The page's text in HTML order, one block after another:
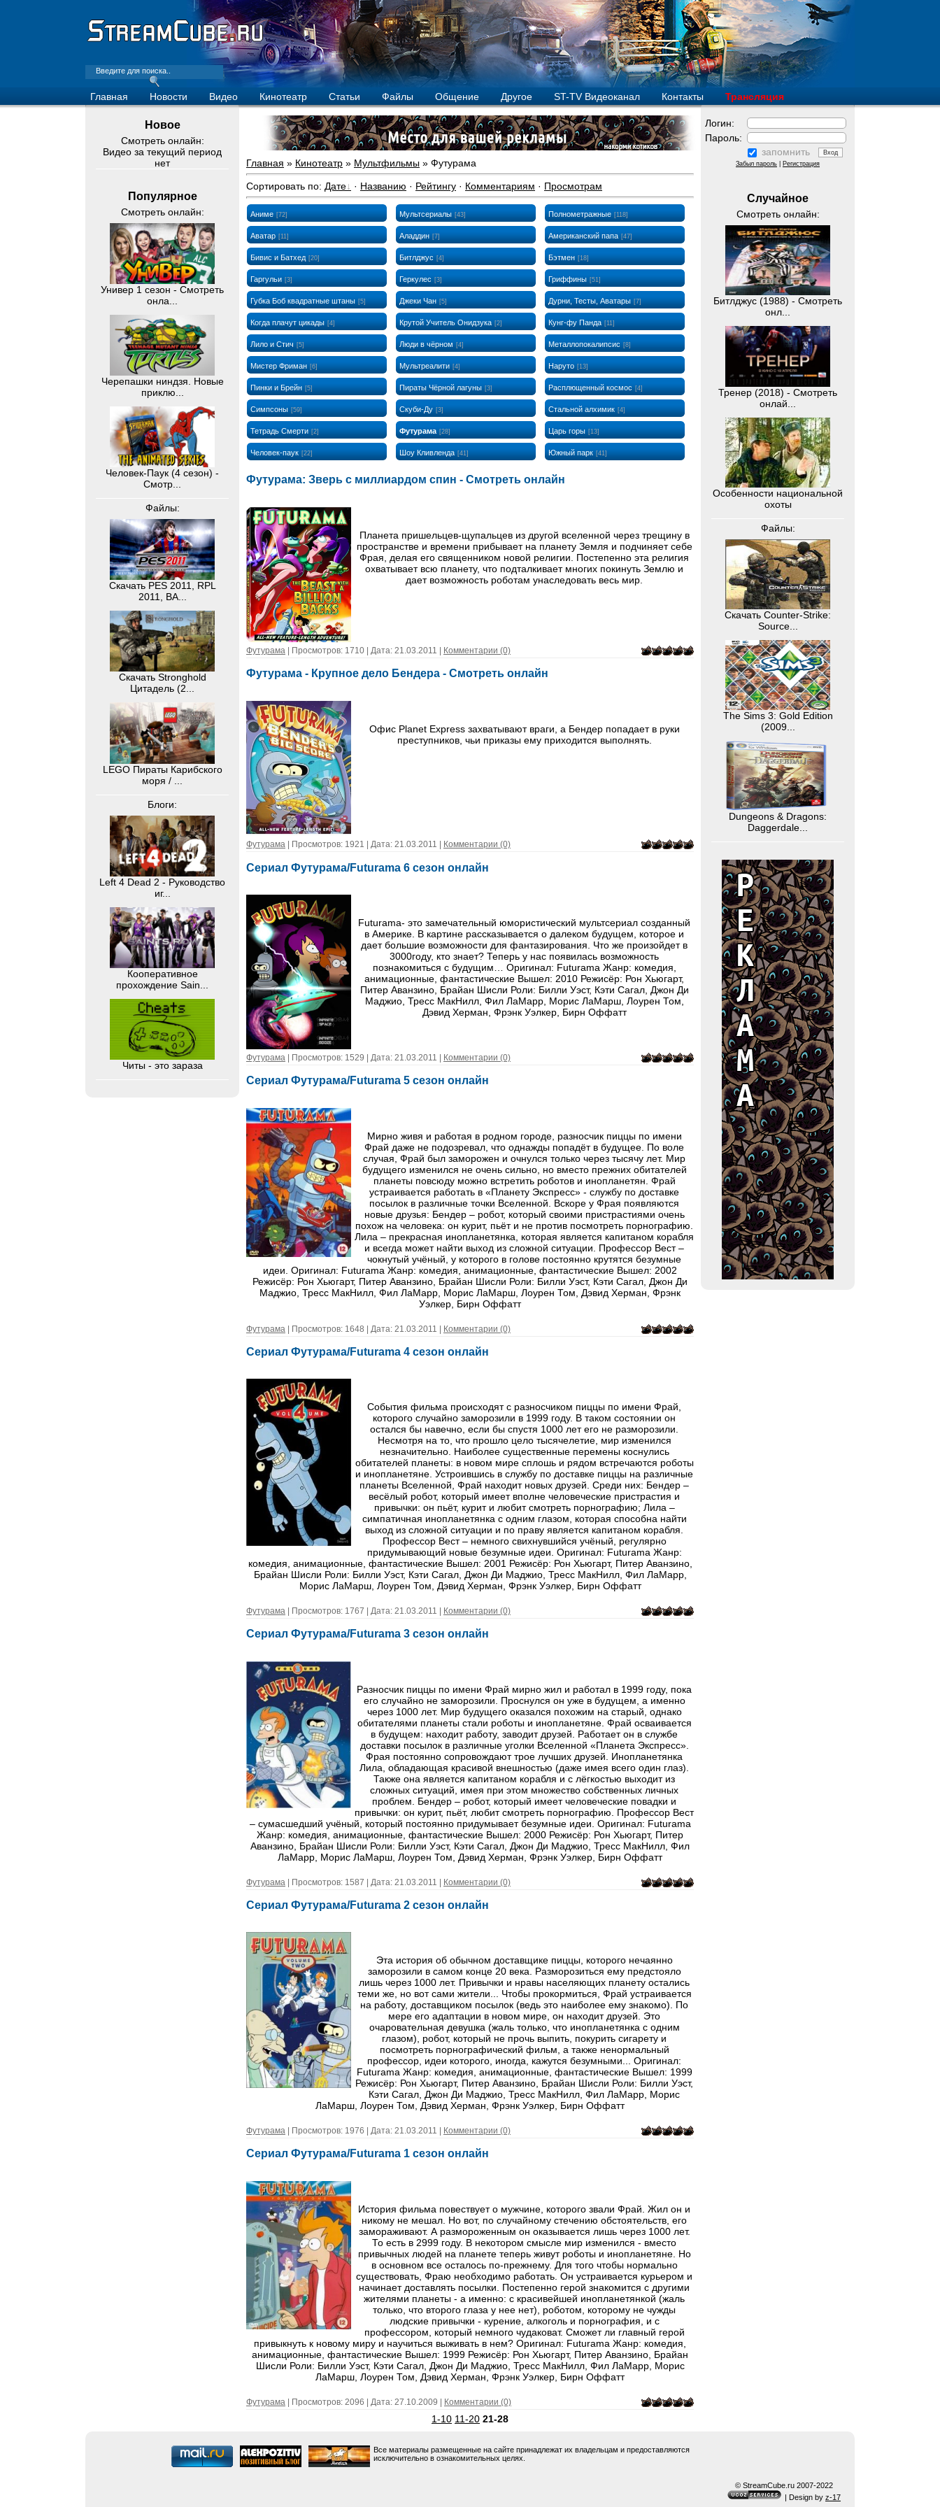
Главная Новости Видео Кинотеатр Статьи Файлы Общение Другое ST-TV Видеоканал Контакты Трансляция
Новое
Смотреть онлайн:
Видео за текущий период
нет
Популярное
Смотреть онлайн:
Универ 1 сезон - Смотреть
онла...
Черепашки ниндзя. Новые
приклю...
Человек-Паук (4 сезон) -
Смотр...
Файлы:
Скачать PES 2011, RPL
2011, BA...
Скачать Stronghold
Цитадель (2...
LEGO Пираты Карибского
моря / ...
Блоги:
Left 4 Dead 2 - Руководство
иг...
Кооперативное
прохождение Sain...
Читы - это зараза
Логин:
Пароль:
запомнить
Забыл пароль Регистрация
Случайное
Смотреть онлайн:
Битлджус (1988) - Смотреть
онл...
Тренер (2018) - Смотреть
онлай...
Особенности национальной
охоты
Файлы:
Скачать Counter-Strike:
Source...
The Sims 3: Gold Edition
(2009...
Dungeons & Dragons:
Daggerdale...
Главная » Кинотеатр » Мультфильмы » Футурама
Сортировать по: Дате · Названию · Рейтингу · Комментариям · Просмотрам
Аниме [72] Мультсериалы [43] Полнометражные [118]
Аватар [11] Аладдин [7] Американский папа [47]
Бивис и Батхед [20] Битлджус [4] Бэтмен [18]
Гаргульи [3] Геркулес [3] Гриффины [51]
Губка Боб квадратные штаны [5] Джеки Чан [5] Дурни, Тесты, Аватары [7]
Когда плачут цикады [4] Крутой Учитель Онидзука [2] Кунг-фу Панда [11]
Лило и Стич [5] Люди в чёрном [4] Металлопокалипсис [8]
Мистер Фриман [6] Мультреалити [4] Наруто [13]
Пинки и Брейн [5] Пираты Чёрной лагуны [3] Расплющенный космос [4]
Симпсоны [59] Скуби-Ду [3] Стальной алхимик [4]
Тетрадь Смерти [2] Футурама [28] Царь горы [13]
Человек-паук [22] Шоу Кливленда [41] Южный парк [41]
Футурама: Зверь с миллиардом спин - Смотреть онлайн
Планета пришельцев-щупальцев из другой вселенной через трещину в
пространстве и времени прибывает на планету Земля и подчиняет себе
Фрая, делая его священником новой религии. Постепенно эта религия
охватывает всю планету, что подталкивает многих покинуть Землю и
дает возможность роботам унаследовать весь мир.
Футурама | Просмотров: 1710 | Дата: 21.03.2011 Комментарии (0)
Футурама - Крупное дело Бендера - Смотреть онлайн
Офис Planet Express захватывают враги, а Бендер попадает в руки
преступников, чьи приказы ему приходится выполнять.
Футурама | Просмотров: 1921 | Дата: 21.03.2011 Комментарии (0)
Сериал Футурама/Futurama 6 сезон онлайн
Futurama- это замечательный юмористический мультсериал созданный
в Америке. В картине рассказывается о далеком будущем, которое и
дает большие возможности для фантазирования. Что же произойдет в
3000году, кто знает? Теперь у нас появилась возможность
познакомиться с будущим… Оригинал: Futurama Жанр: комедия,
анимационные, фантастические Вышел: 2010 Режисёр: Рон Хьюгарт,
Питер Аванзино, Брайан Шисли Роли: Билли Уэст, Кэти Сагал, Джон Ди
Маджио, Тресс МакНилл, Фил ЛаМарр, Морис ЛаМарш, Лоурен Том,
Дэвид Херман, Фрэнк Уэлкер, Бирн Оффатт
Футурама | Просмотров: 1529 | Дата: 21.03.2011 Комментарии (0)
Сериал Футурама/Futurama 5 сезон онлайн
Мирно живя и работая в родном городе, разносчик пиццы по имени
Фрай даже не подозревал, что однажды попадёт в будущее. По воле
случая, Фрай был заморожен и очнулся только через тысячу лет. Мир
будущего изменился не очень сильно, но вместо прежних обитателей
планеты повсюду можно встретить роботов и инопланетян. Фрай
устраивается работать в «Планету Экспресс» - службу по доставке
посылок в различные точки Вселенной. Вскоре у Фрая появляются
новые друзья: Бендер – робот, который своими пристрастиями очень
похож на человека: он курит, пьёт и не против посмотреть порнографию.
Лила – прекрасная инопланетянка, которая является капитаном корабля
и всегда может найти выход из сложной ситуации. Профессор Вест –
чокнутый учёный, у которого в голове постоянно крутятся безумные
идеи. Оригинал: Futurama Жанр: комедия, анимационные, фантастические Вышел: 2002
Режисёр: Рон Хьюгарт, Питер Аванзино, Брайан Шисли Роли: Билли Уэст, Кэти Сагал, Джон Ди
Маджио, Тресс МакНилл, Фил ЛаМарр, Морис ЛаМарш, Лоурен Том, Дэвид Херман, Фрэнк
Уэлкер, Бирн Оффатт
Футурама | Просмотров: 1648 | Дата: 21.03.2011 | Комментарии (0)
Сериал Футурама/Futurama 4 сезон онлайн
События фильма происходят с разносчиком пиццы по имени Фрай,
которого случайно заморозили в 1999 году. В таком состоянии он
остался бы навечно, если бы спустя 1000 лет его не разморозили.
Несмотря на то, что прошло цело тысячелетие, мир изменился
незначительно. Наиболее существенные перемены коснулись
обитателей планеты: в новом мире сплошь и рядом встречаются роботы
и инопланетяне. Устроившись в службу по доставке пиццы на различные
планеты Вселенной, Фрай находит новых друзей. Среди них: Бендер –
весёлый робот, который имеет вполне человеческие пристрастия и
привычки: он пьёт, курит и любит смотреть порнографию; Лила –
симпатичная инопланетянка с одним глазом, которая способна найти
выход из сложной ситуации и по праву является капитаном корабля.
Профессор Вест – немного свихнувшийся учёный, регулярно
придумывающий новые безумные идеи. Оригинал: Futurama Жанр:
комедия, анимационные, фантастические Вышел: 2001 Режисёр: Рон Хьюгарт, Питер Аванзино,
Брайан Шисли Роли: Билли Уэст, Кэти Сагал, Джон Ди Маджио, Тресс МакНилл, Фил ЛаМарр,
Морис ЛаМарш, Лоурен Том, Дэвид Херман, Фрэнк Уэлкер, Бирн Оффатт
Футурама | Просмотров: 1767 | Дата: 21.03.2011 Комментарии (0)
Сериал Футурама/Futurama 3 сезон онлайн
Разносчик пиццы по имени Фрай мирно жил и работал в 1999 году, пока
его случайно не заморозили. Проснулся он уже в будущем, а именно
через 1000 лет. Мир будущего оказался похожим на старый, однако
обитателями планеты стали роботы и инопланетяне. Фрай осваивается
в будущем: находит работу, заводит друзей. Работает он в службе
доставки посылок в различные уголки Вселенной «Планета Экспресс».
Фрая постоянно сопровождают трое лучших друзей. Инопланетянка
Лила, обладающая красивой внешностью (даже имея всего один глаз).
Также она является капитаном корабля и с лёгкостью выходит из
сложных ситуаций, имея при этом множество собственных личных
проблем. Бендер – робот, который имеет человеческие повадки и
привычки: он курит, пьёт, любит смотреть порнографию. Профессор Вест
– сумасшедший учёный, который постоянно придумывает безумные идеи. Оригинал: Futurama
Жанр: комедия, анимационные, фантастические Вышел: 2000 Режисёр: Рон Хьюгарт, Питер
Аванзино, Брайан Шисли Роли: Билли Уэст, Кэти Сагал, Джон Ди Маджио, Тресс МакНилл, Фил
ЛаМарр, Морис ЛаМарш, Лоурен Том, Дэвид Херман, Фрэнк Уэлкер, Бирн Оффатт
Футурама | Просмотров: 1587 | Дата: 21.03.2011 | Комментарии (0)
Сериал Футурама/Futurama 2 сезон онлайн
Эта история об обычном доставщике пиццы, которого нечаянно
заморозили в самом конце 20 века. Разморозиться ему предстояло
лишь через 1000 лет. Привычки и нравы населяющих планету остались
теми же, но вот сами жители... Чтобы прокормиться, Фрай устраивается
на работу, доставщиком посылок (ведь это наиболее ему знакомо). По
мере его адаптации в новом мире, он находит друзей. Это
очаровательная девушка (жаль только, что инопланетянка с одним
глазом), робот, который не прочь выпить, покурить сигарету и
посмотреть порнографический фильм, а также ненормальный
профессор, идеи которого, иногда, кажутся безумными... Оригинал:
Futurama Жанр: комедия, анимационные, фантастические Вышел: 1999
Режисёр: Рон Хьюгарт, Питер Аванзино, Брайан Шисли Роли: Билли Уэст,
Кэти Сагал, Джон Ди Маджио, Тресс МакНилл, Фил ЛаМарр, Морис
ЛаМарш, Лоурен Том, Дэвид Херман, Фрэнк Уэлкер, Бирн Оффатт
Футурама | Просмотров: 1976 | Дата: 21.03.2011 Комментарии (0)
Сериал Футурама/Futurama 1 сезон онлайн
История фильма повествует о мужчине, которого звали Фрай. Жил он и
никому не мешал. Но вот, по случайному стечению обстоятельств, его
замораживают. А размороженным он оказывается лишь через 1000 лет.
То есть в 2999 году. В некотором смысле мир изменился - вместо
привычных людей на планете теперь живут роботы и инопланетяне. Но
в основном все осталось по-прежнему. Для того чтобы нормально
существовать, Фраю необходимо работать. Он устраивается курьером и
начинает доставлять посылки. Постепенно герой знакомится с другими
жителями планеты - а именно: с красивейшей инопланетянкой (жаль
только, что второго глаза у нее нет), роботом, которому не чужды
людские привычки - курение, алкоголь и порнография, и с
профессором, который немного чудаковат. Сможет ли главный герой
привыкнуть к новому миру и научиться выживать в нем? Оригинал: Futurama Жанр: комедия,
анимационные, фантастические Вышел: 1999 Режисёр: Рон Хьюгарт, Питер Аванзино, Брайан
Шисли Роли: Билли Уэст, Кэти Сагал, Джон Ди Маджио, Тресс МакНилл, Фил ЛаМарр, Морис
ЛаМарш, Лоурен Том, Дэвид Херман, Фрэнк Уэлкер, Бирн Оффатт
Футурама | Просмотров: 2096 | Дата: 27.10.2009 | Комментарии (0)
1-10 11-20 21-28
Все материалы размещенные на сайте принадлежат их владельцам и предоставляются
исключительно в ознакомительных целях.
© StreamCube.ru 2007-2022
| Design by z-17